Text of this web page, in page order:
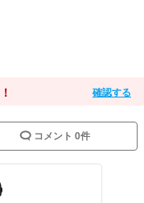
確認する
コメント 0件